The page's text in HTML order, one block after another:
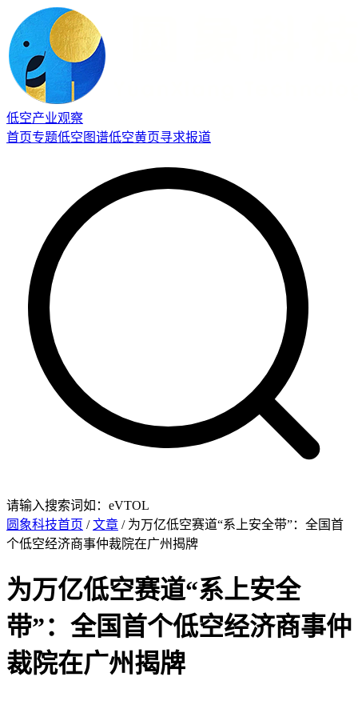
低空产业观察
首页专题低空图谱低空黄页寻求报道
请输入搜索词如：eVTOL
圆象科技首页 /文章 / 为万亿低空赛道“系上安全带”：全国首
个低空经济商事仲裁院在广州揭牌
为万亿低空赛道“系上安全
带”：全国首个低空经济商事仲
裁院在广州揭牌